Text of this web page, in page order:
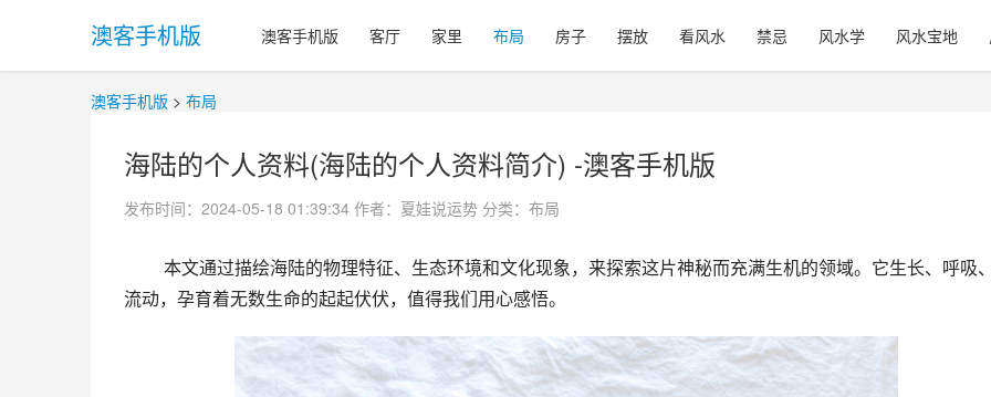
澳客手机版 澳客手机版 客厅 家里 布局 房子 摆放 看风水 禁忌 风水学 风水宝地
澳客手机版 > 布局
海陆的个人资料(海陆的个人资料简介) -澳客手机版
发布时间：2024-05-18 01:39:34 作者：夏娃说运势 分类： 布局
流动，孕育着无数生命的起起伏伏，值得我们用心感悟。